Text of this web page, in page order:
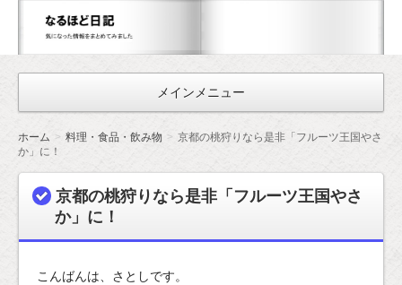
な
る
ほ
日
記
メインメニュー
ホーム 料理・食品・飲み物
京都の桃狩りなら是非「フルーツ王国やさ
か」に！
京都の桃狩りなら是非「フルーツ王国やさ
か」に！
こんばんは、さとしです。